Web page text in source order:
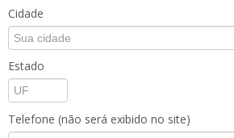
Cidade
Estado
Telefone (não será exibido no site)